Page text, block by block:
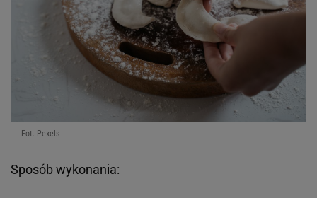
Fot. Pexels
Sposób wykonania: